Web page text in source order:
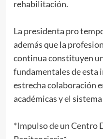
rehabilitación.
La presidenta pro
además que la
continua constituyen
fundamentales de esta
estrecha colaboración
académicas y el
*Impulso de un Centro